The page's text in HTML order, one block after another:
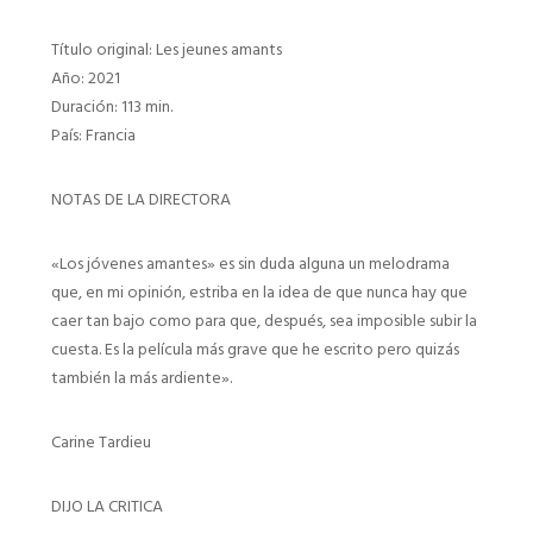
Título original: Les jeunes amants
Año: 2021
Duración: 113 min.
País: Francia
NOTAS DE LA DIRECTORA
«Los jóvenes amantes» es sin duda alguna un melodrama
que, en mi opinión, estriba en la idea de que nunca hay que
caer tan bajo como para que, después, sea imposible subir la
cuesta. Es la película más grave que he escrito pero quizás
también la más ardiente».
Carine Tardieu
DIJO LA CRITICA